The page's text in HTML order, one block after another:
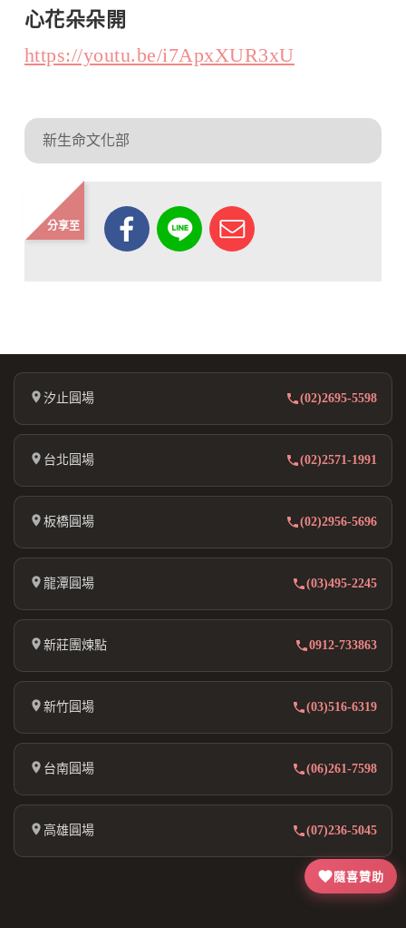
隨喜贊助
心花朵朵開
https://youtu.be/i7ApxXUR3xU
新生命文化部
分享至
汐止圓場 (02)2695-5598
台北圓場 (02)2571-1991
板橋圓場 (02)2956-5696
龍潭圓場 (03)495-2245
新莊團煉點 0912-733863
新竹圓場 (03)516-6319
台南圓場 (06)261-7598
高雄圓場 (07)236-5045